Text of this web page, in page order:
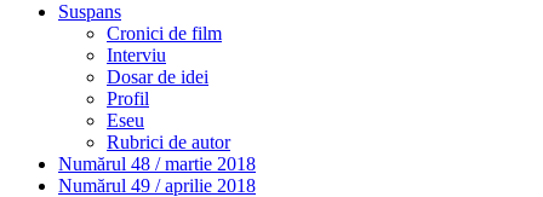
Suspans
Cronici de film
Interviu
Dosar de idei
Profil
Eseu
Rubrici de autor
Numărul 48 / martie 2018
Numărul 49 / aprilie 2018